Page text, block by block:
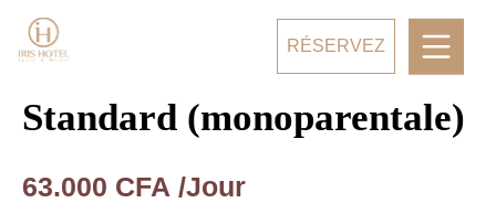
RÉSERVEZ
Standard (monoparentale)
63.000 CFA /Jour